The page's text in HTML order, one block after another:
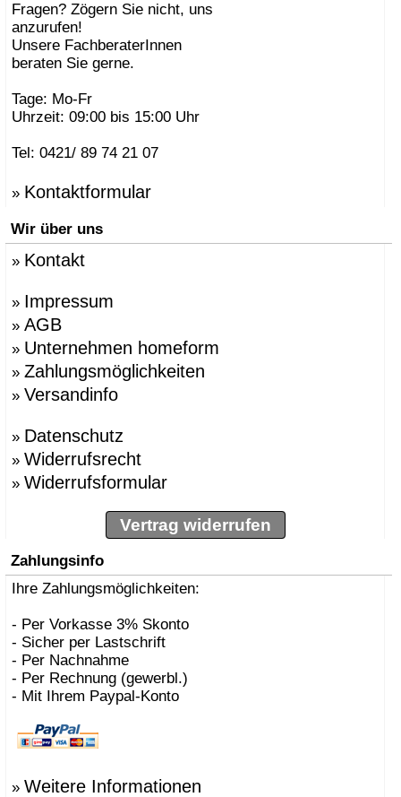
Fragen? Zögern Sie nicht, uns
anzurufen!
Unsere FachberaterInnen
beraten Sie gerne.
Tage: Mo-Fr
Uhrzeit: 09:00 bis 15:00 Uhr
Tel: 0421/ 89 74 21 07
» Kontaktformular
Wir über uns
» Kontakt
» Impressum
» AGB
» Unternehmen homeform
» Zahlungsmöglichkeiten
» Versandinfo
» Datenschutz
» Widerrufsrecht
» Widerrufsformular
Vertrag widerrufen
Zahlungsinfo
Ihre Zahlungsmöglichkeiten:
- Per Vorkasse 3% Skonto
- Sicher per Lastschrift
- Per Nachnahme
- Per Rechnung (gewerbl.)
- Mit Ihrem Paypal-Konto
» Weitere Informationen